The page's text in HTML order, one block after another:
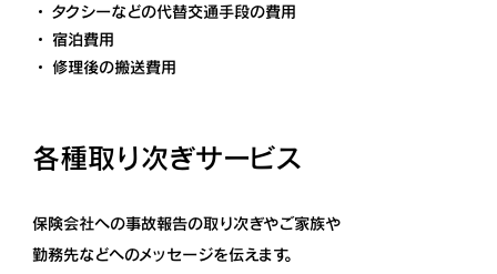
タクシーなどの代替交通手段の費用
宿泊費用
修理後の搬送費用
各種取り次ぎサービス
保険会社への事故報告の取り次ぎやご家族や
勤務先などへのメッセージを伝えます。